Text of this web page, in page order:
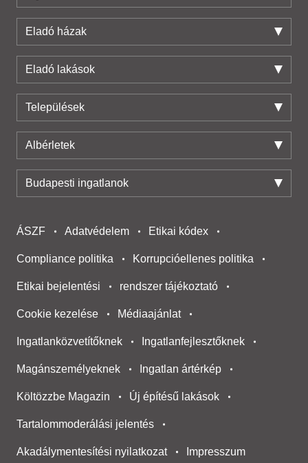
Eladó házak
Eladó lakások
Települések
Albérletek
Budapesti ingatlanok
ÁSZF Adatvédelem Etikai kódex
Compliance politika Korrupcióellenes politika
Etikai bejelentési rendszer tájékoztató
Cookie kezelése Médiaajánlat
Ingatlanközvetítőknek Ingatlanfejlesztőknek
Magánszemélyeknek Ingatlan ártérkép
Költözzbe Magazin Új építésű lakások
Tartalommoderálási jelentés
Akadálymentesítési nyilatkozat Impresszum